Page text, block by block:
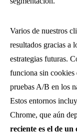
Varios de nuestros
resultados gracias a
estrategias futuras.
funciona sin cookies
pruebas A/B en los
Estos entornos
Chrome, que aún
reciente es el de